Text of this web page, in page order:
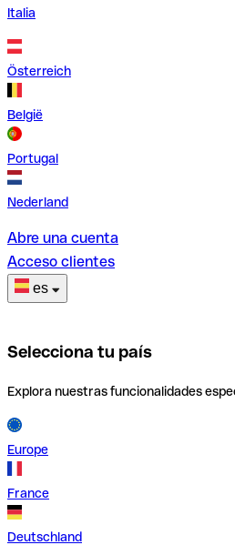
Italia
Österreich
België
Portugal
Nederland
Abre una cuenta
Acceso clientes
es
Selecciona tu país
Explora nuestras funcionalidades
Europe
France
Deutschland